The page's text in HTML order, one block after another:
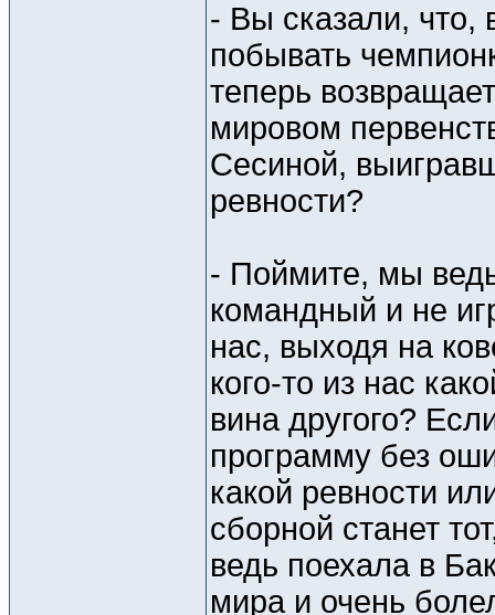
- Вы сказали, что,
побывать
теперь
мировом
Сесиной,
ревности?
- Поймите, мы ведь
командный и не
нас, выходя на
кого-то из нас
вина другого?
программу без
какой ревности
сборной станет
ведь поехала в
мира и очень